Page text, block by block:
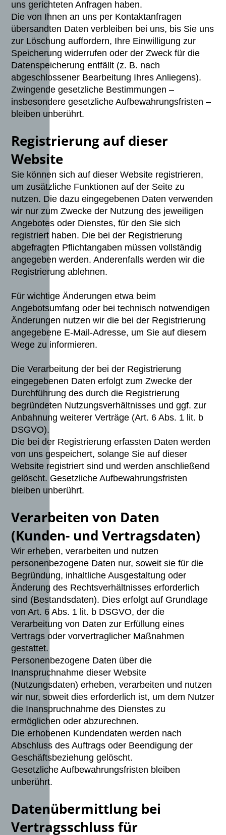
uns gerichteten Anfragen haben.
Die von Ihnen an uns per Kontaktanfragen
übersandten Daten verbleiben bei uns, bis Sie uns
zur Löschung auffordern, Ihre Einwilligung zur
Speicherung widerrufen oder der Zweck für die
Datenspeicherung entfällt (z. B. nach
abgeschlossener Bearbeitung Ihres Anliegens).
Zwingende gesetzliche Bestimmungen –
insbesondere gesetzliche Aufbewahrungsfristen –
bleiben unberührt.
Registrierung auf dieser
Website
Sie können sich auf dieser Website registrieren,
um zusätzliche Funktionen auf der Seite zu
nutzen. Die dazu eingegebenen Daten verwenden
wir nur zum Zwecke der Nutzung des jeweiligen
Angebotes oder Dienstes, für den Sie sich
registriert haben. Die bei der Registrierung
abgefragten Pflichtangaben müssen vollständig
angegeben werden. Anderenfalls werden wir die
Registrierung ablehnen.
Für wichtige Änderungen etwa beim
Angebotsumfang oder bei technisch notwendigen
Änderungen nutzen wir die bei der Registrierung
angegebene E-Mail-Adresse, um Sie auf diesem
Wege zu informieren.
Die Verarbeitung der bei der Registrierung
eingegebenen Daten erfolgt zum Zwecke der
Durchführung des durch die Registrierung
begründeten Nutzungsverhältnisses und ggf. zur
Anbahnung weiterer Verträge (Art. 6 Abs. 1 lit. b
DSGVO).
Die bei der Registrierung erfassten Daten werden
von uns gespeichert, solange Sie auf dieser
Website registriert sind und werden anschließend
gelöscht. Gesetzliche Aufbewahrungsfristen
bleiben unberührt.
Verarbeiten von Daten
(Kunden- und Vertragsdaten)
Wir erheben, verarbeiten und nutzen
personenbezogene Daten nur, soweit sie für die
Begründung, inhaltliche Ausgestaltung oder
Änderung des Rechtsverhältnisses erforderlich
sind (Bestandsdaten). Dies erfolgt auf Grundlage
von Art. 6 Abs. 1 lit. b DSGVO, der die
Verarbeitung von Daten zur Erfüllung eines
Vertrags oder vorvertraglicher Maßnahmen
gestattet.
Personenbezogene Daten über die
Inanspruchnahme dieser Website
(Nutzungsdaten) erheben, verarbeiten und nutzen
wir nur, soweit dies erforderlich ist, um dem Nutzer
die Inanspruchnahme des Dienstes zu
ermöglichen oder abzurechnen.
Die erhobenen Kundendaten werden nach
Abschluss des Auftrags oder Beendigung der
Geschäftsbeziehung gelöscht.
Gesetzliche Aufbewahrungsfristen bleiben
unberührt.
Datenübermittlung bei
Vertragsschluss für